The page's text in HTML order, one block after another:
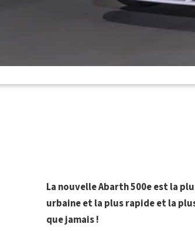
La nouvelle Abarth 500e est la
urbaine et la plus rapide et la
que jamais !